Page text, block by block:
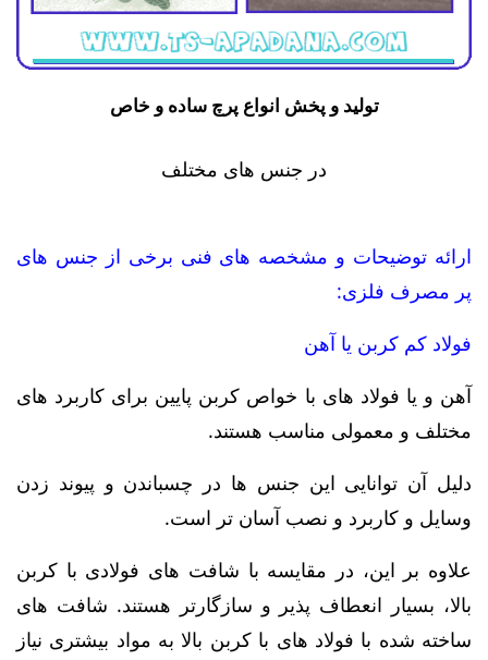
تولید و پخش انواع پرچ ساده و خاص
در جنس های مختلف
ارائه توضیحات و مشخصه های فنی برخی از جنس های
پر مصرف فلزی:
فولاد کم کربن یا آهن
آهن و یا فولاد های با خواص کربن پایین برای کاربرد های
مختلف و معمولی مناسب هستند.
دلیل آن توانایی این جنس ها در چسباندن و پیوند زدن
وسایل و کاربرد و نصب آسان تر است.
علاوه بر این، در مقایسه با شافت های فولادی با کربن
بالا، بسیار انعطاف پذیر و سازگارتر هستند. شافت های
ساخته شده با فولاد های با کربن بالا به مواد بیشتری نیاز